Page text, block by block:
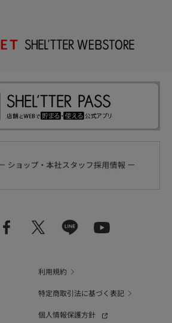
利用規約
特定商取引法に基づく表記
個人情報保護方針